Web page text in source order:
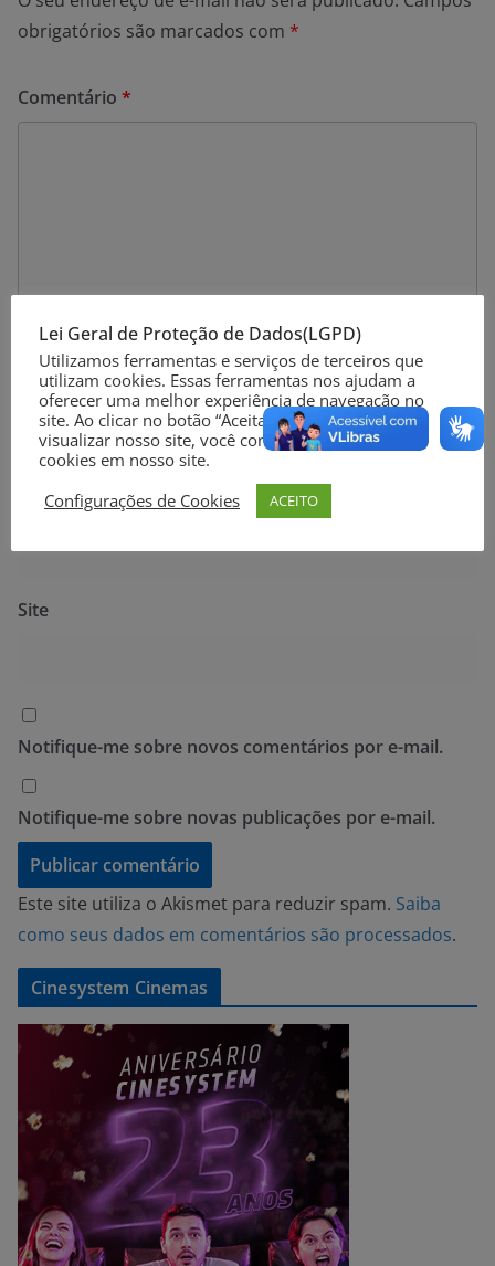
obrigatórios são marcados com *
Comentário *
Nome*
E-mail*
Site
Notifique-me sobre novos comentários por e-mail.
Notifique-me sobre novas publicações por e-mail.
Este site utiliza o Akismet para reduzir spam. Saiba
como seus dados em comentários são processados.
Cinesystem Cinemas
Lei Geral de Proteção de Dados(LGPD)
Utilizamos ferramentas e serviços de terceiros que
utilizam cookies. Essas ferramentas nos ajudam a
oferecer uma melhor experiência de navegação no
site. Ao clicar no botão “Aceitar” ou continuar a
visualizar nosso site, você concorda com o uso de
cookies em nosso site.
Configurações de Cookies
ACEITO